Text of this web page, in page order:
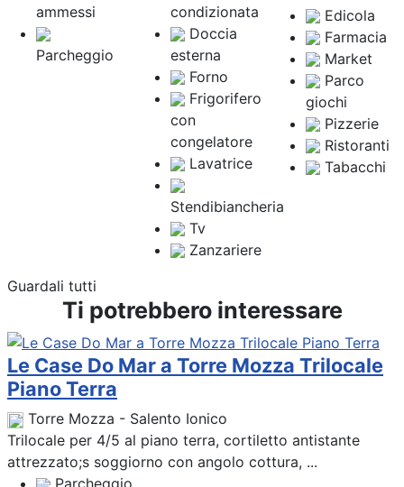
ammessi
Parcheggio
condizionata
Doccia
esterna
Forno
Frigorifero
con
congelatore
Lavatrice
Stendibiancheria
Tv
Zanzariere
Edicola
Farmacia
Market
Parco
giochi
Pizzerie
Ristoranti
Tabacchi
Guardali tutti
Ti potrebbero interessare
Le Case Do Mar a Torre Mozza Trilocale
Piano Terra
Torre Mozza - Salento Ionico
Trilocale per 4/5 al piano terra, cortiletto antistante
attrezzato;s soggiorno con angolo cottura, ...